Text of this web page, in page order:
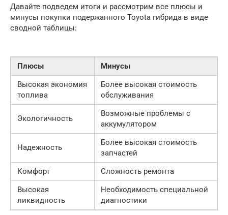
Давайте подведем итоги и рассмотрим все плюсы и
минусы покупки подержанного Toyota гибрида в виде
сводной таблицы:
Плюсы
Минусы
Высокая экономия
топлива
Более высокая стоимость
обслуживания
Экологичность
Возможные проблемы с
аккумулятором
Надежность
Более высокая стоимость
запчастей
Комфорт
Сложность ремонта
Высокая
ликвидность
Необходимость специальной
диагностики